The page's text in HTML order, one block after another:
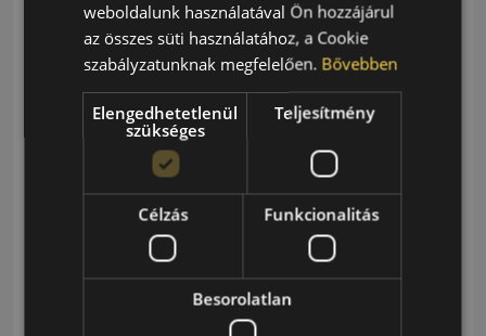
Autósport 34 Posts
Érdekesség 46 Posts
Gumitesztek 72 Posts
weboldalunk használatával Ön hozzájárul
az összes süti használatához, a Cookie
szabályzatunknak megfelelően. Bővebben
Elengedhetetlenül
szükséges
Teljesítmény
Célzás Funkcionalitás
Besorolatlan